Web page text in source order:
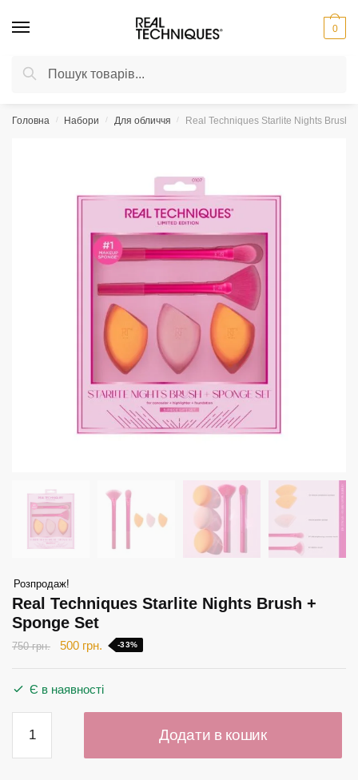
Шукати:
Шукати
0
Головна / Набори / Для обличчя / Real Techniques Starlite Nights Brush
Розпродаж!
Real Techniques Starlite Nights Brush +
Sponge Set
750грн.
Оригінальна
500 грн. Поточна
-33%
Є в наявності
Techniques
Starlite
Додати в кошик